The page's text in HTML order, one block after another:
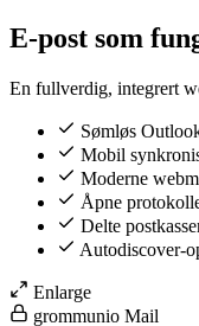
E-post som
En fullverdig, integrert
Sømløs
Mobil
Moderne
Åpne
Delte
Autodiscover-
Enlarge
grommunio Mail